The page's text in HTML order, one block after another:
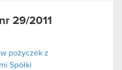
29/2011
pożyczek z
Spółki